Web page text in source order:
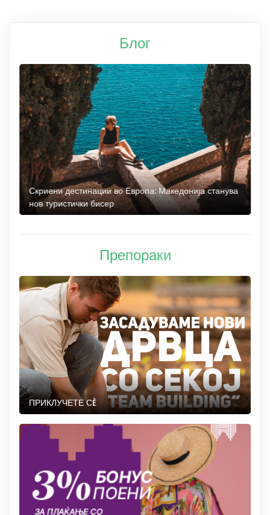
Блог
Скриени дестинации во Европа: Македонија станува
нов туристички бисер
Препораки
ПРИКЛУЧЕТЕ СÈ